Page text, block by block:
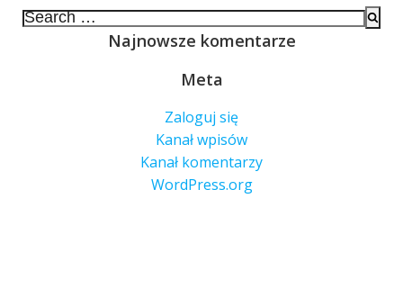
Search
Najnowsze komentarze
Meta
Zaloguj się
Kanał wpisów
Kanał komentarzy
WordPress.org